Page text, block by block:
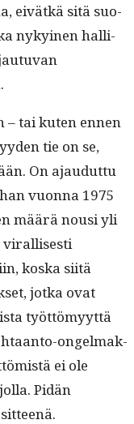
eivätkä sitä suo­
nykyi­nen hal­li­
– tai kuten ennen
tie on se,
On ajaudut­tu
vuon­na 1975
määrä nousi yli
viral­lis­es­ti
kos­ka siitä
jot­ka ovat
työt­tömyyt­tä
ongel­mak­
ei ole
Pidän